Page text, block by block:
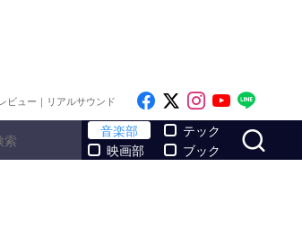
ビュー｜リアルサウンド Like on Facebook
Follow on x
Follow on
Follow
音楽部
映画部
テック
ブック